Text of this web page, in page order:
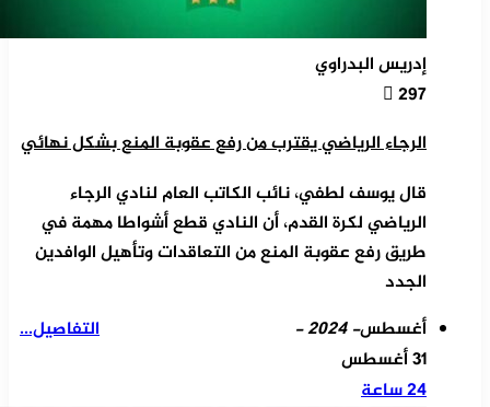
إدريس البدراوي
297
الرجاء الرياضي يقترب من رفع عقوبة المنع بشكل نهائي
قال يوسف لطفي، نائب الكاتب العام لنادي الرجاء
الرياضي لكرة القدم، أن النادي قطع أشواطا مهمة في
طريق رفع عقوبة المنع من التعاقدات وتأهيل الوافدين
الجدد
التفاصيل...
أغسطس- 2024 -
31 أغسطس
24 ساعة